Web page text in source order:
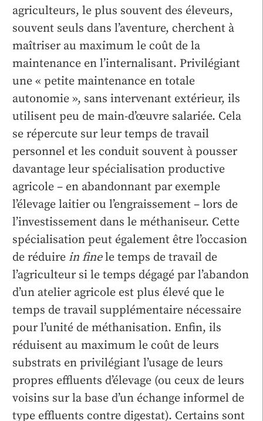
agriculteurs, le plus souvent des éleveurs,
souvent seuls dans l’aventure, cherchent à
maîtriser au maximum le coût de la
maintenance en l’internalisant. Privilégiant
une « petite maintenance en totale
autonomie », sans intervenant extérieur, ils
utilisent peu de main-d’œuvre salariée. Cela
se répercute sur leur temps de travail
personnel et les conduit souvent à pousser
davantage leur spécialisation productive
agricole – en abandonnant par exemple
l’élevage laitier ou l’engraissement – lors de
l’investissement dans le méthaniseur. Cette
spécialisation peut également être l’occasion
de réduire in finele temps de travail de
l’agriculteur si le temps dégagé par l’abandon
d’un atelier agricole est plus élevé que le
temps de travail supplémentaire nécessaire
pour l’unité de méthanisation. Enfin, ils
réduisent au maximum le coût de leurs
substrats en privilégiant l’usage de leurs
propres effluents d’élevage (ou ceux de leurs
voisins sur la base d’un échange informel de
type effluents contre digestat). Certains sont